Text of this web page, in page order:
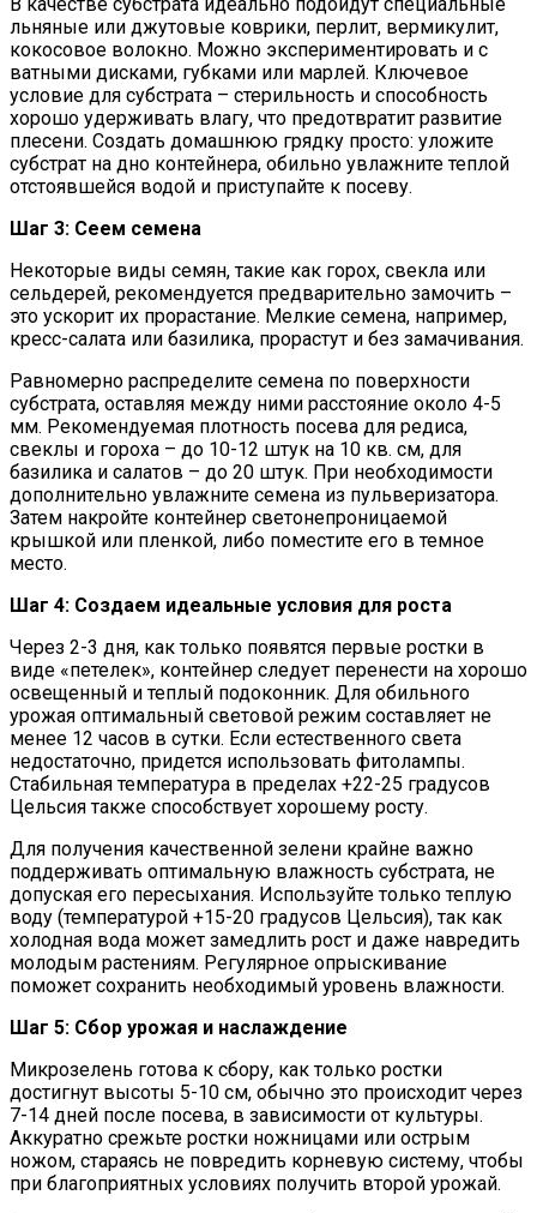
льняные или джутовые коврики, перлит, вермикулит,
кокосовое волокно. Можно экспериментировать и с
ватными дисками, губками или марлей. Ключевое
условие для субстрата – стерильность и способность
хорошо удерживать влагу, что предотвратит развитие
плесени. Создать домашнюю грядку просто: уложите
субстрат на дно контейнера, обильно увлажните теплой
отстоявшейся водой и приступайте к посеву.
Шаг 3: Сеем семена
Некоторые виды семян, такие как горох, свекла или
сельдерей, рекомендуется предварительно замочить –
это ускорит их прорастание. Мелкие семена, например,
кресс-салата или базилика, прорастут и без замачивания.
Равномерно распределите семена по поверхности
субстрата, оставляя между ними расстояние около 4-5
мм. Рекомендуемая плотность посева для редиса,
свеклы и гороха – до 10-12 штук на 10 кв. см, для
базилика и салатов – до 20 штук. При необходимости
дополнительно увлажните семена из пульверизатора.
Затем накройте контейнер светонепроницаемой
крышкой или пленкой, либо поместите его в темное
место.
Шаг 4: Создаем идеальные условия для роста
Через 2-3 дня, как только появятся первые ростки в
виде «петелек», контейнер следует перенести на хорошо
освещенный и теплый подоконник. Для обильного
урожая оптимальный световой режим составляет не
менее 12 часов в сутки. Если естественного света
недостаточно, придется использовать фитолампы.
Стабильная температура в пределах +22-25 градусов
Цельсия также способствует хорошему росту.
Для получения качественной зелени крайне важно
поддерживать оптимальную влажность субстрата, не
допуская его пересыхания. Используйте только теплую
воду (температурой +15-20 градусов Цельсия), так как
холодная вода может замедлить рост и даже навредить
молодым растениям. Регулярное опрыскивание
поможет сохранить необходимый уровень влажности.
Шаг 5: Сбор урожая и наслаждение
Микрозелень готова к сбору, как только ростки
достигнут высоты 5-10 см, обычно это происходит через
7-14 дней после посева, в зависимости от культуры.
Аккуратно срежьте ростки ножницами или острым
ножом, стараясь не повредить корневую систему, чтобы
при благоприятных условиях получить второй урожай.